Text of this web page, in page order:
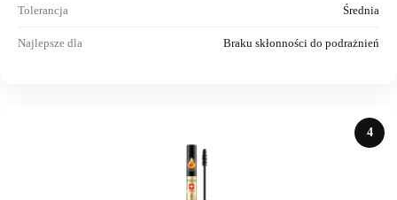
Tolerancja Średnia
Najlepsze dla Braku skłonności do podrażnień
4